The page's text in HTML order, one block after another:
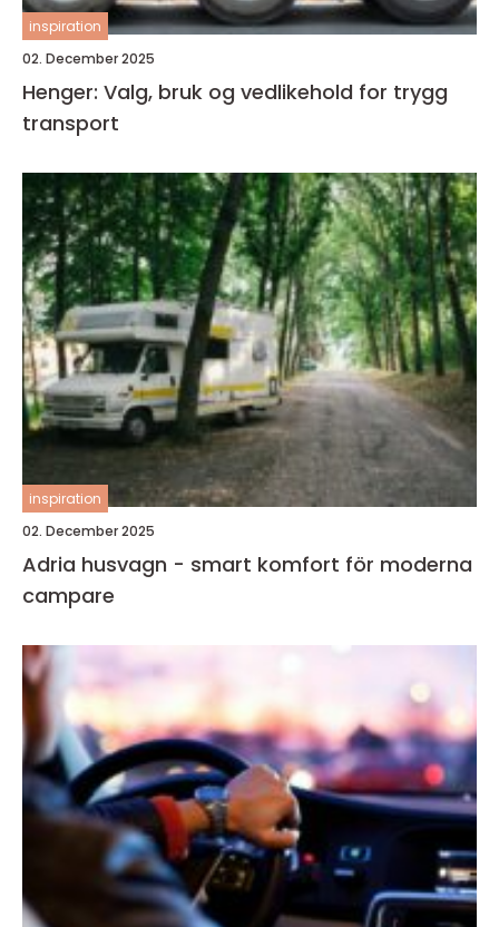
inspiration
02. December 2025
Henger: Valg, bruk og vedlikehold for trygg
transport
inspiration
02. December 2025
Adria husvagn - smart komfort för moderna
campare